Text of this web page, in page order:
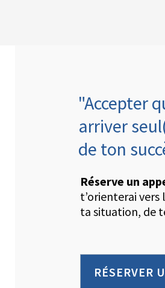
"Accepter
arriver
de ton
Réserve un
t’orienterai
ta situation, de
RÉSERVER